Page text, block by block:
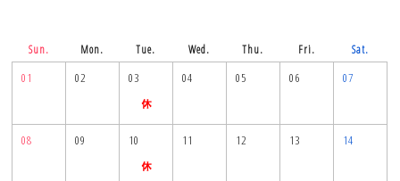
Sun. Mon. Tue. Wed. Thu. Fri. Sat.
01 02 03 04 05 06 07
08 09 10 11 12 13 14